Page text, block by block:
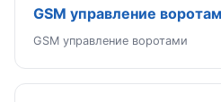
GSM управление
GSM управление воротами